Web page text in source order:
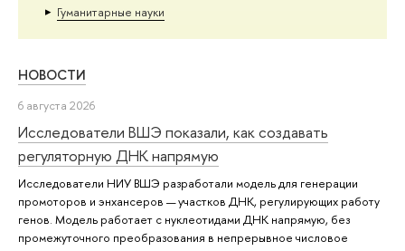
Гуманитарные науки
НОВОСТИ
6 августа 2026
Исследователи ВШЭ показали, как создавать
регуляторную ДНК напрямую
Исследователи НИУ ВШЭ разработали модель для генерации
промоторов и энхансеров — участков ДНК, регулирующих работу
генов. Модель работает с нуклеотидами ДНК напрямую, без
промежуточного преобразования в непрерывное числовое